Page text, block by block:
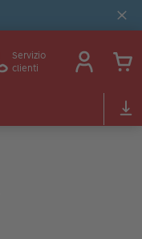
Servizio
clienti